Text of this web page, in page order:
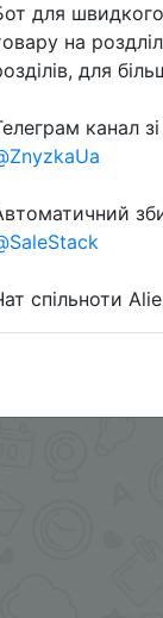
в telegramt.me/
для
на
для
канал
спільноти